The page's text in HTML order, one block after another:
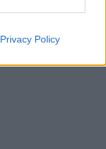
Privacy Policy